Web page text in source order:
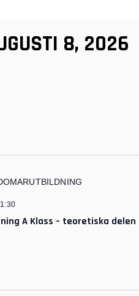
8, 2026
A Klass – teoretiska delen